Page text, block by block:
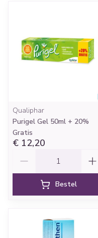
Qualiphar
Purigel Gel 50ml + 20%
Gratis
€ 12,20
Bestel